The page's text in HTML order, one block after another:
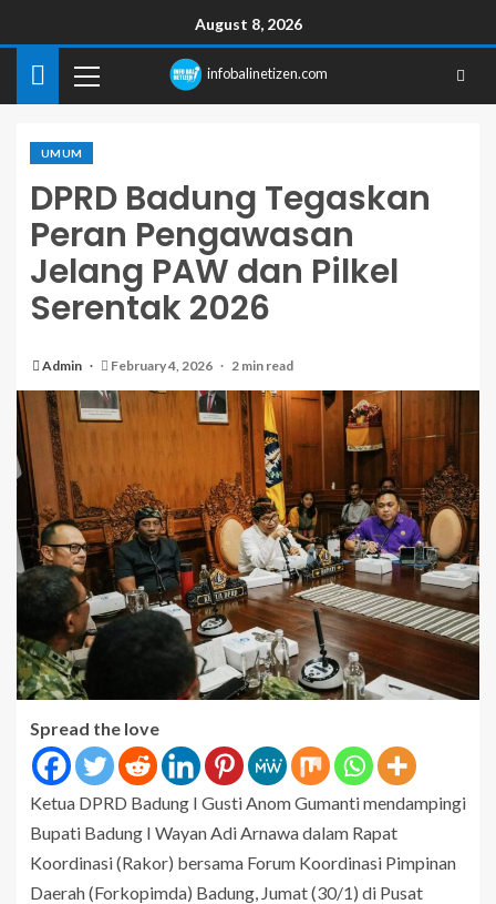
August 8, 2026
infobalinetizen.com
UMUM
DPRD Badung Tegaskan
Peran Pengawasan
Jelang PAW dan Pilkel
Serentak 2026
Admin February 4, 2026 2 min read
Spread the love
Ketua DPRD Badung I Gusti Anom Gumanti mendampingi
Bupati Badung I Wayan Adi Arnawa dalam Rapat
Koordinasi (Rakor) bersama Forum Koordinasi Pimpinan
Daerah (Forkopimda) Badung, Jumat (30/1) di Pusat